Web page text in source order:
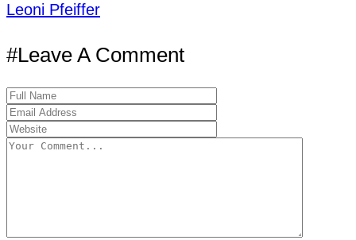
Leoni Pfeiffer
#Leave A Comment